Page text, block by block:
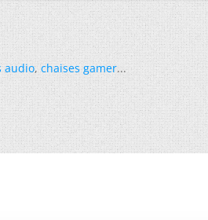
audio,chaises gamer...